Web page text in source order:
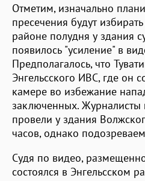
Отметим, изначально
пресечения будут
районе полудня у здания
появилось "усиление" в
Предполагалось, что
Энгельсского ИВС, где он
камере во избежание
заключенных. Журналисты
провели у здания
часов, однако
Судя по видео,
состоялся в Энгельсском